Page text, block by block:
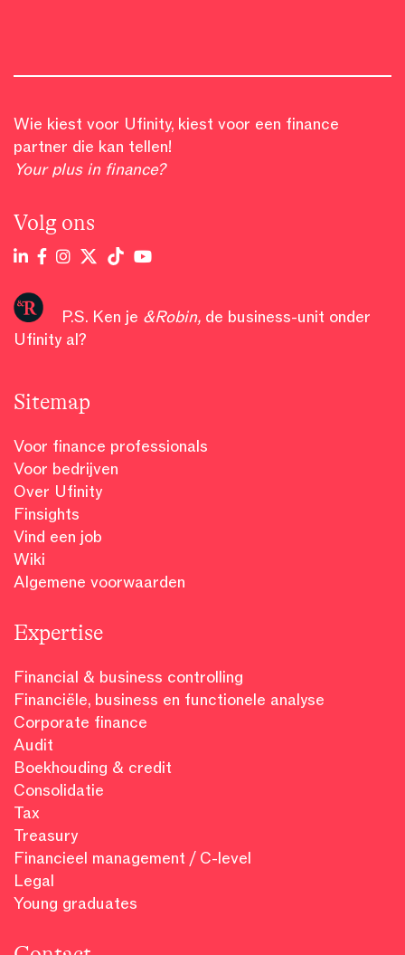
Wie kiest voor Ufinity, kiest voor een finance
partner die kan tellen!
Your plus in finance?
Volg ons
P.S. Ken je &Robin, de business-unit onder
Ufinity al?
Sitemap
Voor finance professionals
Voor bedrijven
Over Ufinity
Finsights
Vind een job
Wiki
Algemene voorwaarden
Expertise
Financial & business controlling
Financiële, business en functionele analyse
Corporate finance
Audit
Boekhouding & credit
Consolidatie
Tax
Treasury
Financieel management / C-level
Legal
Young graduates